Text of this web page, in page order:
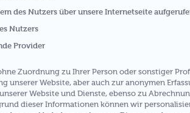
des Nutzers über unsere Internetseite
Nutzers
Provider
Zuordnung zu Ihrer Person oder sonstiger
unserer Website, aber auch zur anonymen
Website und Dienste, ebenso zu
dieser Informationen können wir